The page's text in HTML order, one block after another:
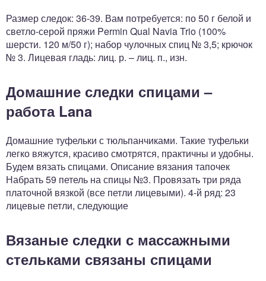
Размер следок: 36-39. Вам потребуется: по 50 г белой и
светло-серой пряжи Permin Qual Navia Trio (100%
шерсти. 120 м/50 г); набор чулочных спиц № 3,5; крючок
№ 3. Лицевая гладь: лиц. р. – лиц. п., изн.
Домашние следки спицами –
работа Lana
Домашние туфельки с тюльпанчиками. Такие туфельки
легко вяжутся, красиво смотрятся, практичны и удобны.
Будем вязать спицами. Описание вязания тапочек
Набрать 59 петель на спицы №3. Провязать три ряда
платочной вязкой (все петли лицевыми). 4-й ряд: 23
лицевые петли, следующие
Вязаные следки с массажными
стельками связаны спицами